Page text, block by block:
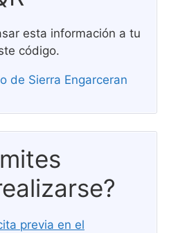
esta información a tu
código.
previa en el